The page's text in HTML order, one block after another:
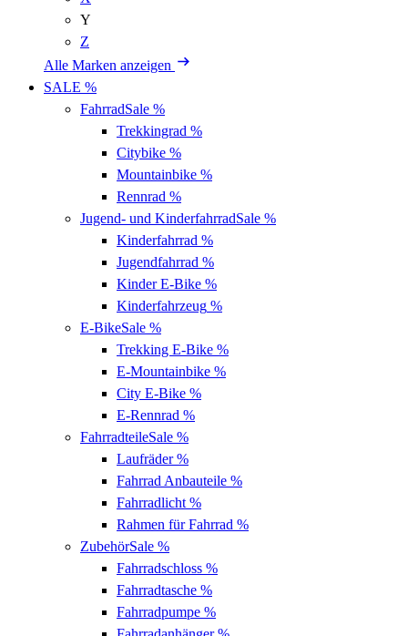
Y
Z
Alle Marken anzeigen
SALE %
FahrradSale %
Trekkingrad %
Citybike %
Mountainbike %
Rennrad %
Jugend- und KinderfahrradSale %
Kinderfahrrad %
Jugendfahrrad %
Kinder E-Bike %
Kinderfahrzeug %
E-BikeSale %
Trekking E-Bike %
E-Mountainbike %
City E-Bike %
E-Rennrad %
FahrradteileSale %
Laufräder%
Fahrrad Anbauteile %
Fahrradlicht %
Rahmen für Fahrrad %
ZubehörSale %
Fahrradschloss %
Fahrradtasche %
Fahrradpumpe %